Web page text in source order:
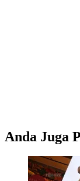
Anda Juga